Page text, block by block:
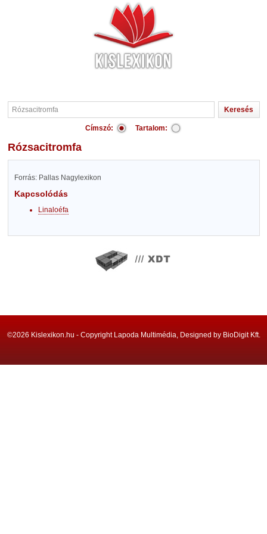
Címszó: Tartalom:
Rózsacitromfa
Forrás: Pallas Nagylexikon
Kapcsolódás
Linaloéfa
©2026 Kislexikon.hu - Copyright Lapoda Multimédia, Designed by BioDigit Kft.